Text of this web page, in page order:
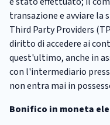
transazione e avviare la
Third Party Providers
diritto di accedere ai
quest'ultimo, anche in
con l'intermediario
non entra mai in
Bonifico in moneta